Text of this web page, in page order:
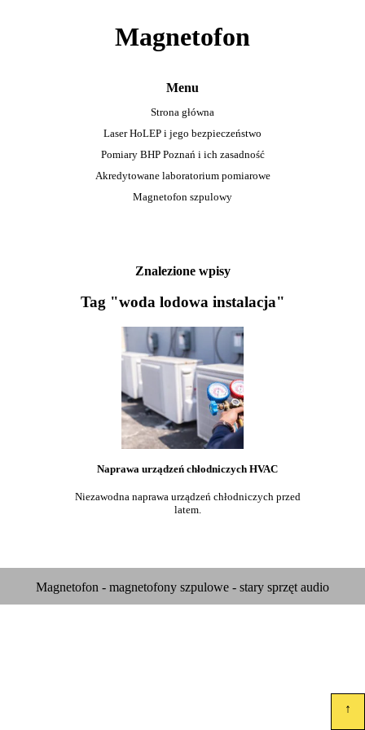
Magnetofon
Menu
Strona główna
Laser HoLEP i jego bezpieczeństwo
Pomiary BHP Poznań i ich zasadność
Akredytowane laboratorium pomiarowe
Magnetofon szpulowy
Znalezione wpisy
Tag "woda lodowa instalacja"
Naprawa urządzeń chłodniczych HVAC
Niezawodna naprawa urządzeń chłodniczych przed
latem.
Magnetofon - magnetofony szpulowe - stary sprzęt audio
↑